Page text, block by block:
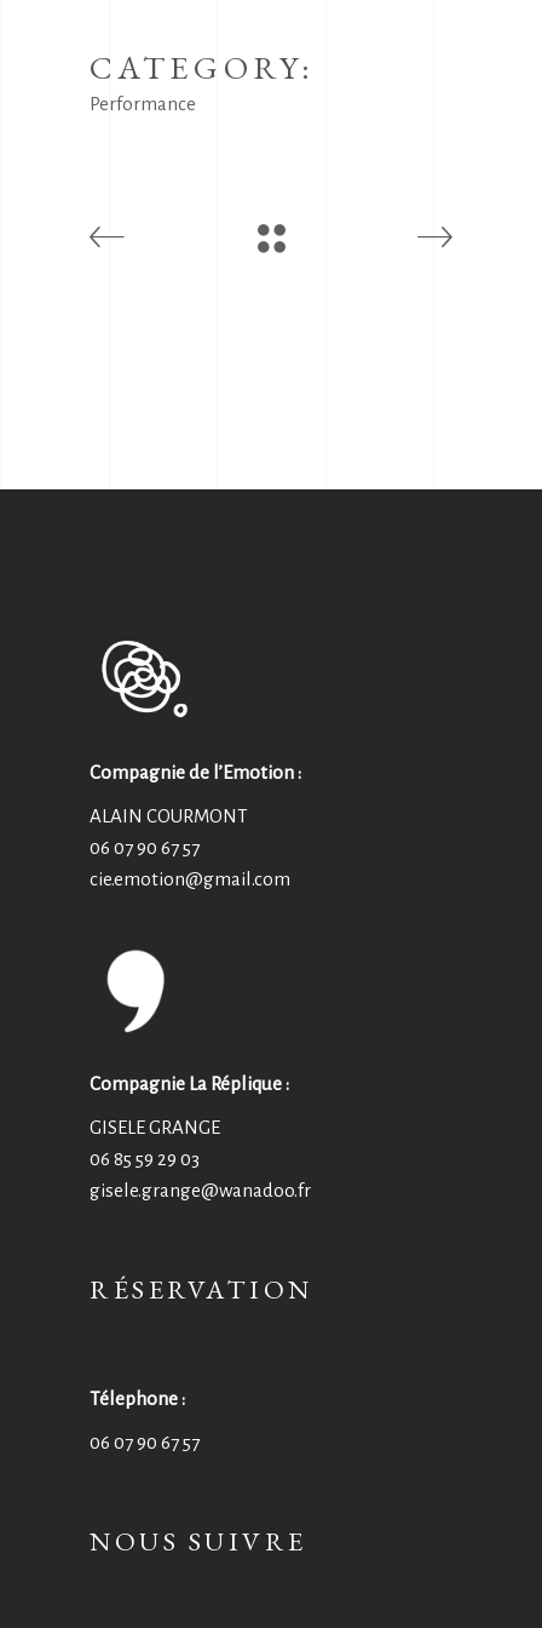
CATEGORY:
Performance
Compagnie de l’Emotion :
ALAIN COURMONT
06 07 90 67 57
cie.emotion@gmail.com
Compagnie La Réplique :
GISELE GRANGE
06 85 59 29 03
gisele.grange@wanadoo.fr
RÉSERVATION
Télephone :
06 07 90 67 57
NOUS SUIVRE